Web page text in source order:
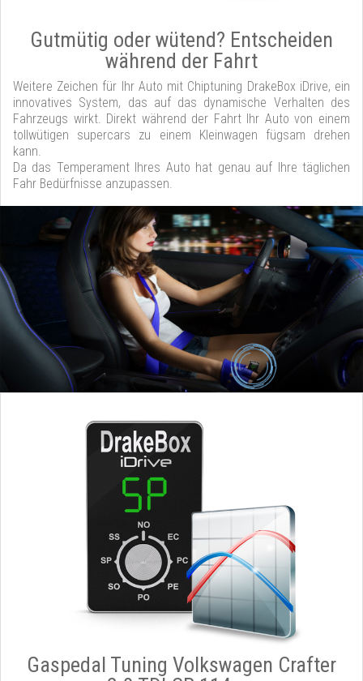
Gutmütig oder wütend? Entscheiden
während der Fahrt
Weitere Zeichen für Ihr Auto mit Chiptuning DrakeBox iDrive, ein
innovatives System, das auf das dynamische Verhalten des
Fahrzeugs wirkt. Direkt während der Fahrt Ihr Auto von einem
tollwütigen supercars zu einem Kleinwagen fügsam drehen
kann.
Da das Temperament Ihres Auto hat genau auf Ihre täglichen
Fahr Bedürfnisse anzupassen.
Gaspedal Tuning Volkswagen Crafter